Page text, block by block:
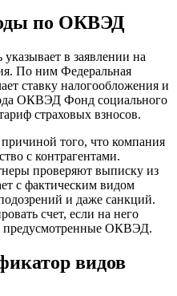
по ОКВЭД
в заявлении на
По ним Федеральная
ставку налогообложения и
ОКВЭД Фонд социального
страховых взносов.
того, что компания
с контрагентами.
проверяют выписку из
с фактическим видом
и даже санкций.
счет, если на него
предусмотренные ОКВЭД.
видов